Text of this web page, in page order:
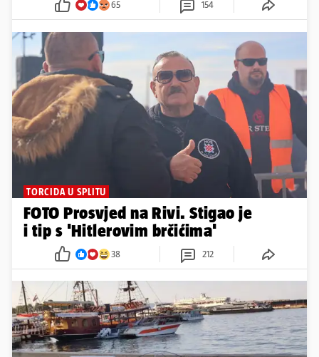
65 154
TORCIDA U SPLITU
FOTO Prosvjed na Rivi. Stigao je
i tip s 'Hitlerovim brčićima'
38 212